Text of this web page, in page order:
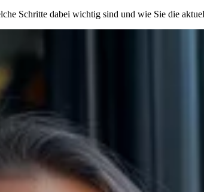
Schritte dabei wichtig sind und wie Sie die